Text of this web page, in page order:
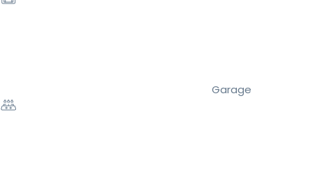
Garage